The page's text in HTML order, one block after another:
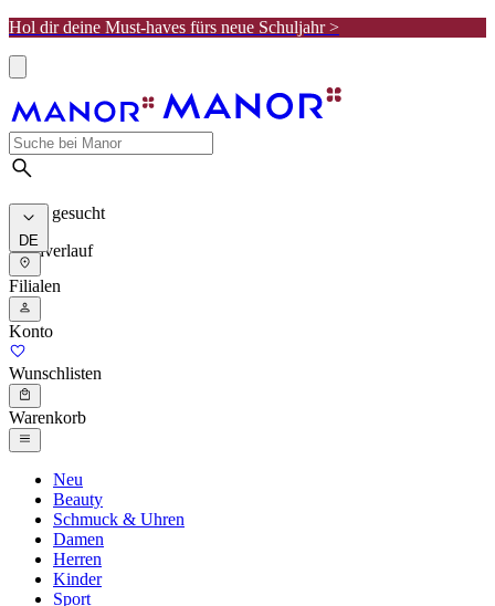
Hol dir deine Must-haves fürs neue Schuljahr >
Meist gesucht
Suchverlauf
DE
Filialen
Konto
Wunschlisten
Warenkorb
Neu
Beauty
Schmuck & Uhren
Damen
Herren
Kinder
Sport